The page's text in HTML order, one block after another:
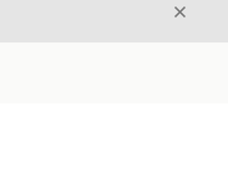
Chiudi